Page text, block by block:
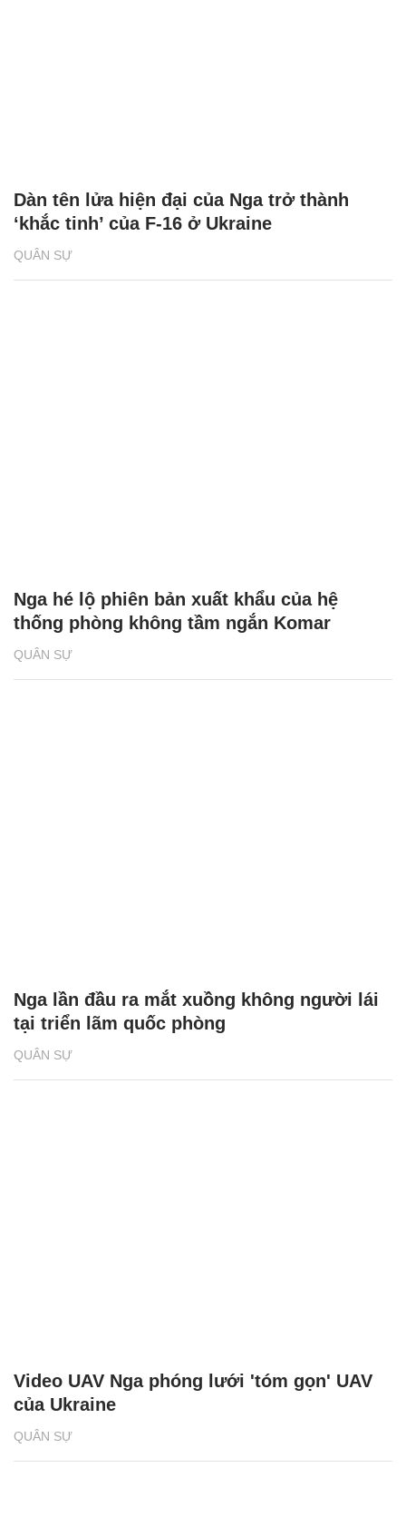
QUÂN SỰ
Dàn tên lửa hiện đại của Nga trở thành
‘khắc tinh’ của F-16 ở Ukraine
QUÂN SỰ
Nga hé lộ phiên bản xuất khẩu của hệ
thống phòng không tầm ngắn Komar
QUÂN SỰ
Nga lần đầu ra mắt xuồng không người lái
tại triển lãm quốc phòng
QUÂN SỰ
Video UAV Nga phóng lưới 'tóm gọn' UAV
của Ukraine